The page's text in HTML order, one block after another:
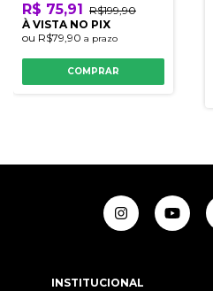
R$ 75,91
R$199,90
À VISTA NO PIX
ou R$79,90 a prazo
COMPRAR
INSTITUCIONAL